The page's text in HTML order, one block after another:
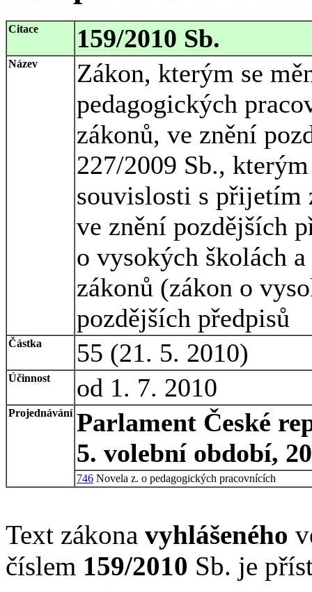
Citace 159/2010 Sb.
Název
Zákon, kterým se
pedagogických
zákonů, ve znění
227/2009 Sb.,
souvislosti s přijetím
ve znění pozdějších
o vysokých školách
zákonů (zákon o
pozdějších předpisů
Částka 55 (21. 5. 2010)
Účinnost od 1. 7. 2010
Projednávání Parlament České
5. volební období,
746 Novela z. o pedagogických pracovnících
Text zákona vyhlášeného
číslem 159/2010 Sb. je